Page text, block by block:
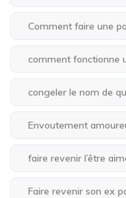
Comment faire une
comment fonctionne
congeler le nom de
Envoutement
faire revenir l’être
Faire revenir son ex